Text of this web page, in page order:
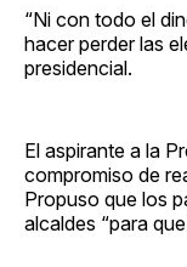
“Ni con todo el
hacer perder las
presidencial.
El aspirante a la
compromiso de
Propuso que los
alcaldes “para